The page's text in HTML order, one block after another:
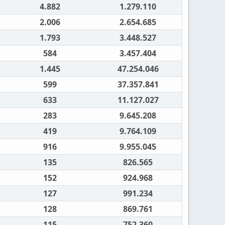
4.882
1.279.110
2.006
2.654.685
1.793
3.448.527
584
3.457.404
1.445
47.254.046
599
37.357.841
633
11.127.027
283
9.645.208
419
9.764.109
916
9.955.045
135
826.565
152
924.968
127
991.234
128
869.761